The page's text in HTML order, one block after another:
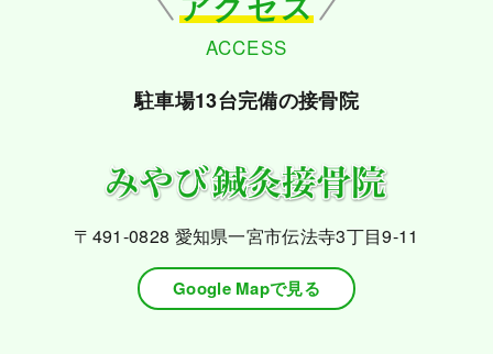
ACCESS
駐車場13台完備の接骨院
〒491-0828 愛知県一宮市伝法寺3丁目9-11
Google Mapで見る